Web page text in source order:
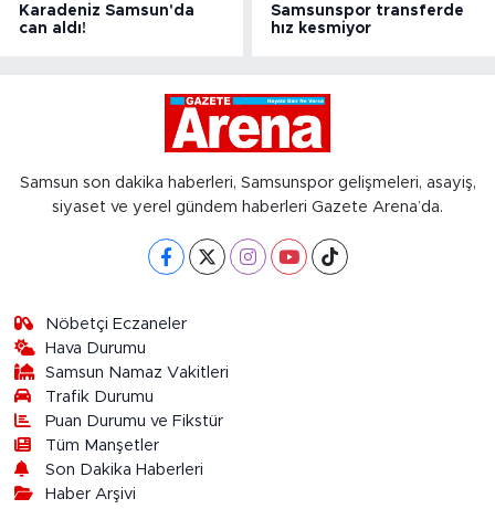
Karadeniz Samsun'da
can aldı!
Samsunspor transferde
hız kesmiyor
Samsun son dakika haberleri, Samsunspor gelişmeleri, asayiş,
siyaset ve yerel gündem haberleri Gazete Arena’da.
Nöbetçi Eczaneler
Hava Durumu
Samsun Namaz Vakitleri
Trafik Durumu
Puan Durumu ve Fikstür
Tüm Manşetler
Son Dakika Haberleri
Haber Arşivi